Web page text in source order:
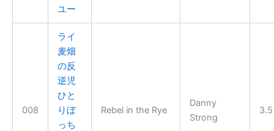
ユー
008
ライ
麦畑
の反
逆児
ひと
りぼ
っち
Rebel in the Rye
Danny
Strong
3.5